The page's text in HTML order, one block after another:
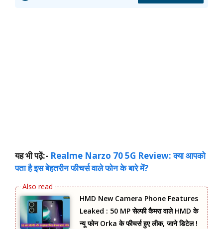
यह भी पढ़ें:- Realme Narzo 70 5G Review: क्या आपको
पता है इस बेहतरीन फीचर्स वाले फोन के बारे में?
HMD New Camera Phone Features
Leaked : 50 MP सेल्फी कैमरा वाले HMD के
न्यू फोन Orka के फीचर्स हुए लीक, जाने डिटेल !